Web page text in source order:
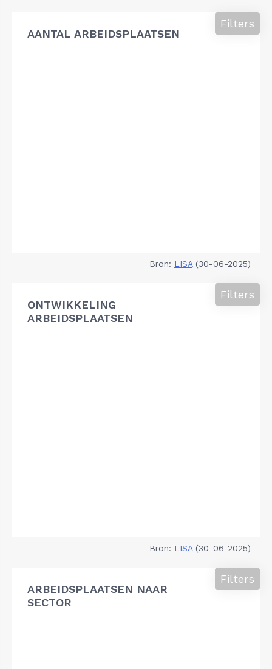
AANTAL ARBEIDSPLAATSEN
Filters
Bron: LISA(30-06-2025)
ONTWIKKELING
ARBEIDSPLAATSEN
Filters
Bron: LISA(30-06-2025)
ARBEIDSPLAATSEN NAAR
SECTOR
Filters